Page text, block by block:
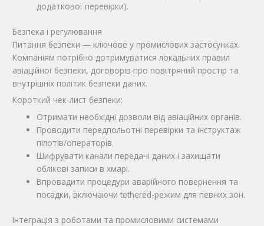
додаткової перевірки).
Безпека і регулювання
Питання безпеки — ключове у промислових застосунках.
Компаніям потрібно дотримуватися локальних правил
авіаційної безпеки, договорів про повітряний простір та
внутрішніх політик безпеки даних.
Короткий чек-лист безпеки:
Отримати необхідні дозволи від авіаційних органів.
Проводити передпольотні перевірки та інструктаж
пілотів/операторів.
Шифрувати канали передачі даних і захищати
облікові записи в хмарі.
Впровадити процедури аварійного повернення та
посадки, включаючи tethered-режим для певних зон.
Інтеграція з роботами та промисловими системами